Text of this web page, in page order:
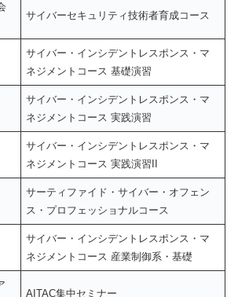
サイバーセキュリティ技術者育成コース
サイバー・インシデントレスポンス・マ
ネジメントコース 基礎演習
サイバー・インシデントレスポンス・マ
ネジメントコース 実践演習
サイバー・インシデントレスポンス・マ
ネジメントコース 実践演習II
サーティファイド・サイバー・オフェン
ス・プロフェッショナルコース
サイバー・インシデントレスポンス・マ
ネジメントコース 産業制御系・基礎
AITAC集中セミナー